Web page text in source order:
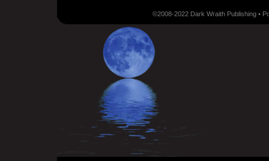
©2008-2022 Dark Wraith Publishing •